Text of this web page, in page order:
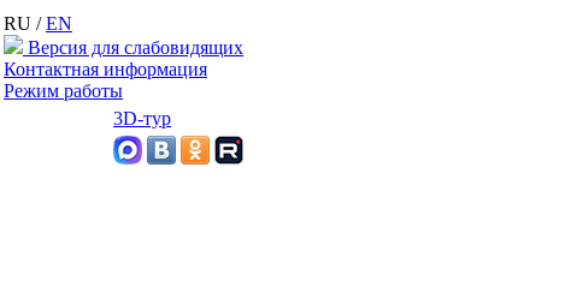
RU /EN
Версия для слабовидящих
Контактная информация
Режим работы
3D-тур